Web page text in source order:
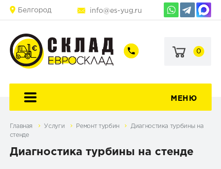
Белгород info@es-yug.ru
+7
60-
+7
69-
0
МЕНЮ
Главная Услуги Ремонт турбин
Диагностика турбины на
стенде
Диагностика турбины на стенде